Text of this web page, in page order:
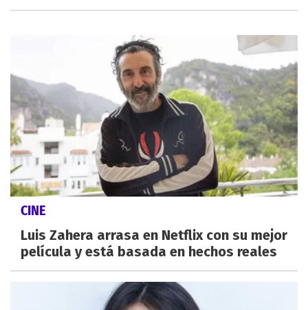
CINE
Luis Zahera arrasa en Netflix con su mejor
película y está basada en hechos reales